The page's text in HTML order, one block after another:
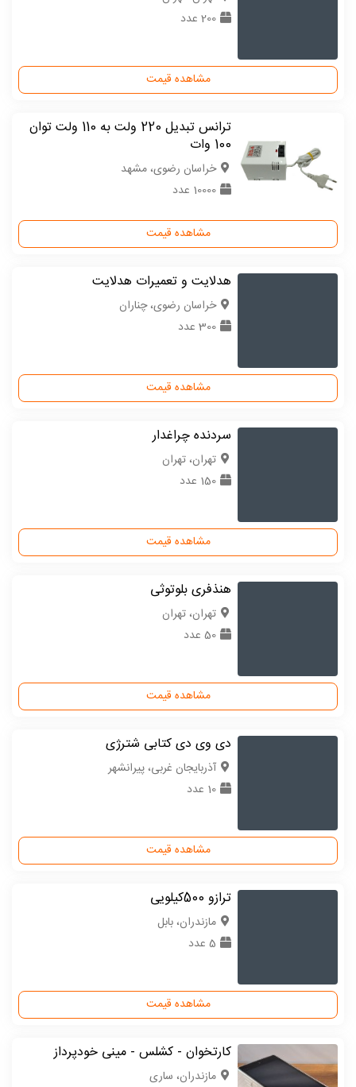
200 عدد
مشاهده قیمت
ترانس تبدیل 220 ولت به 110 ولت توان
100 وات
خراسان رضوی، مشهد
10000 عدد
مشاهده قیمت
هدلایت و تعمیرات هدلایت
خراسان رضوی، چناران
300 عدد
مشاهده قیمت
سردنده چراغدار
تهران، تهران
150 عدد
مشاهده قیمت
هنذفری بلوتوثی
تهران، تهران
50 عدد
مشاهده قیمت
دی وی دی کتابی شترژی
آذربایجان غربی، پیرانشهر
10 عدد
مشاهده قیمت
ترازو 500کیلویی
مازندران، بابل
5 عدد
مشاهده قیمت
کارتخوان - کشلس - مینی خودپرداز
مازندران، ساری